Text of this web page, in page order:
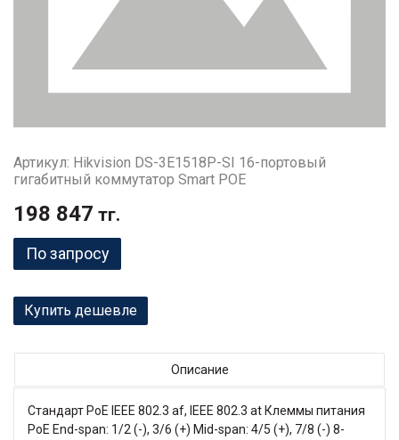
Артикул: Hikvision DS-3E1518P-SI 16-портовый
гигабитный коммутатор Smart POE
198 847 тг.
По запросу
Купить дешевле
Описание
Стандарт PoE IEEE 802.3 af, IEEE 802.3 at Клеммы питания
PoE End-span: 1/2 (-), 3/6 (+) Mid-span: 4/5 (+), 7/8 (-) 8-